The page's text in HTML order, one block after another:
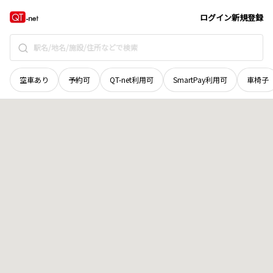
ログイン新規登録
空車あり 予約可 QT-net利用可 SmartPay利用可 車椅子
北海道